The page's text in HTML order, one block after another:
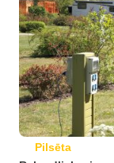
Pilsēta